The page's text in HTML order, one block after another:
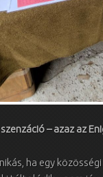
– azaz az
ha egy